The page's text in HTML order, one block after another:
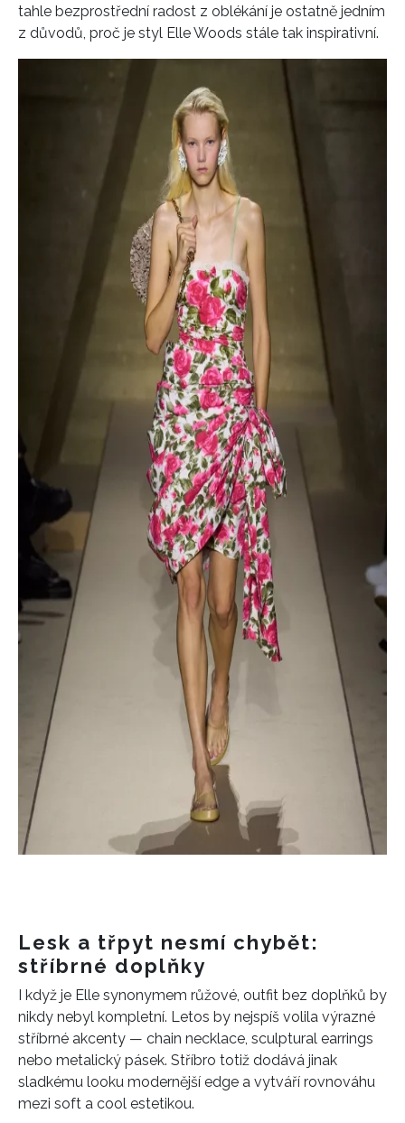
tahle bezprostřední radost z oblékání je ostatně jedním
z důvodů, proč je styl Elle Woods stále tak inspirativní.
Lesk a třpyt nesmí chybět:
stříbrné doplňky
I když je Elle synonymem růžové, outfit bez doplňků by
nikdy nebyl kompletní. Letos by nejspíš volila výrazné
stříbrné akcenty — chain necklace, sculptural earrings
nebo metalický pásek. Stříbro totiž dodává jinak
sladkému looku modernější edge a vytváří rovnováhu
mezi soft a cool estetikou.